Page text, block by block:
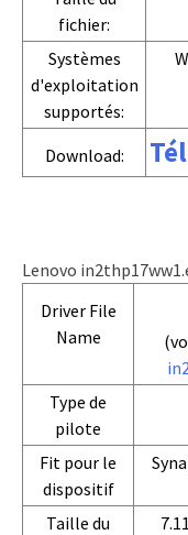
fichier:
Systèmes
d'exploitation
supportés:
Download:
Lenovo
Driver File
Name
Type de
pilote
Fit pour le
dispositif
Taille du